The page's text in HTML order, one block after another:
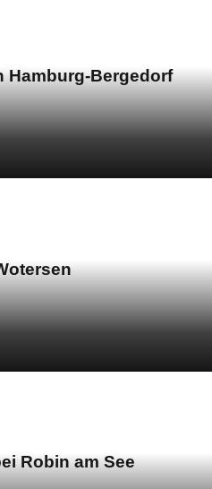
Hamburg-Bergedorf
Robin am See